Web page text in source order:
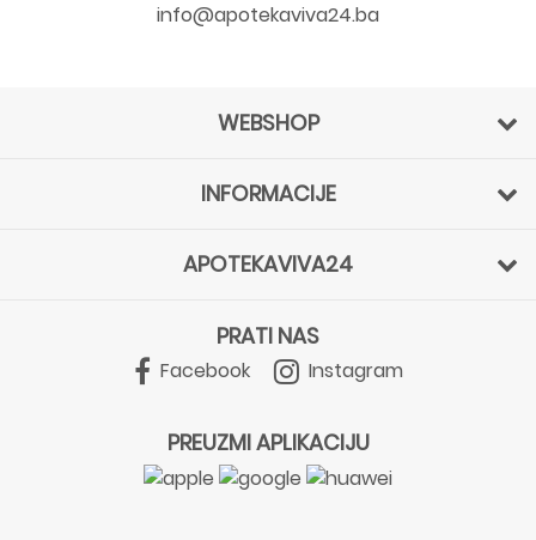
info@apotekaviva24.ba
WEBSHOP
INFORMACIJE
APOTEKAVIVA24
PRATI NAS
Facebook Instagram
PREUZMI APLIKACIJU